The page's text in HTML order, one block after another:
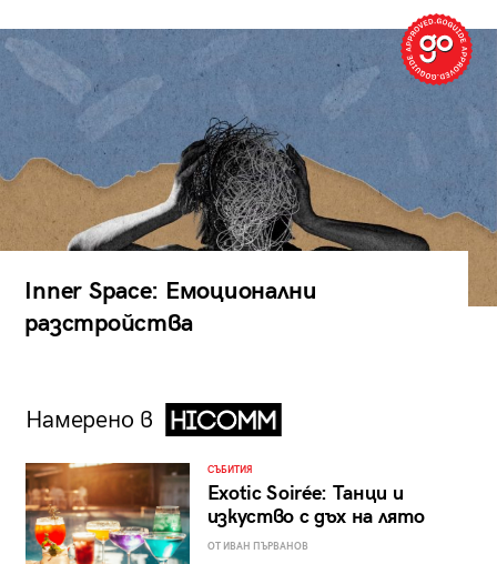
Inner Space: Емоционални
разстройства
Намерено в
СЪБИТИЯ
Exotic Soirée: Танци и
изкуство с дъх на лято
ОТ ИВАН ПЪРВАНОВ